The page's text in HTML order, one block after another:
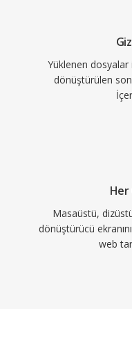
Yüklenen dosyalar
dönüştürülen
Her
Masaüstü,
dönüştürücü
web